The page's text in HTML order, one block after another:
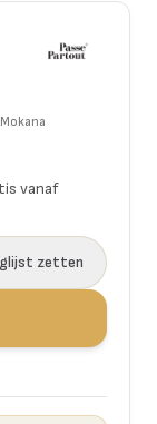
vanaf
zetten